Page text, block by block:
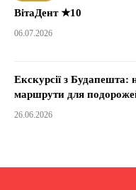
ВітаДент ★10
06.07.2026
Екскурсії з
маршрути для
26.06.2026